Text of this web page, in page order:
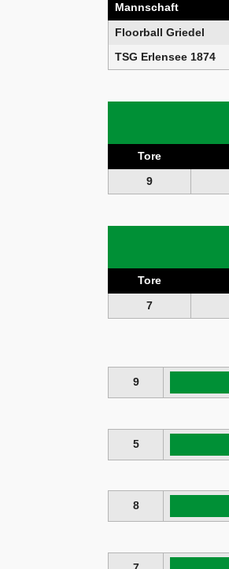
Mannschaft
Floorball Griedel
TSG Erlensee 1874
Tore
9
Tore
7
9
5
8